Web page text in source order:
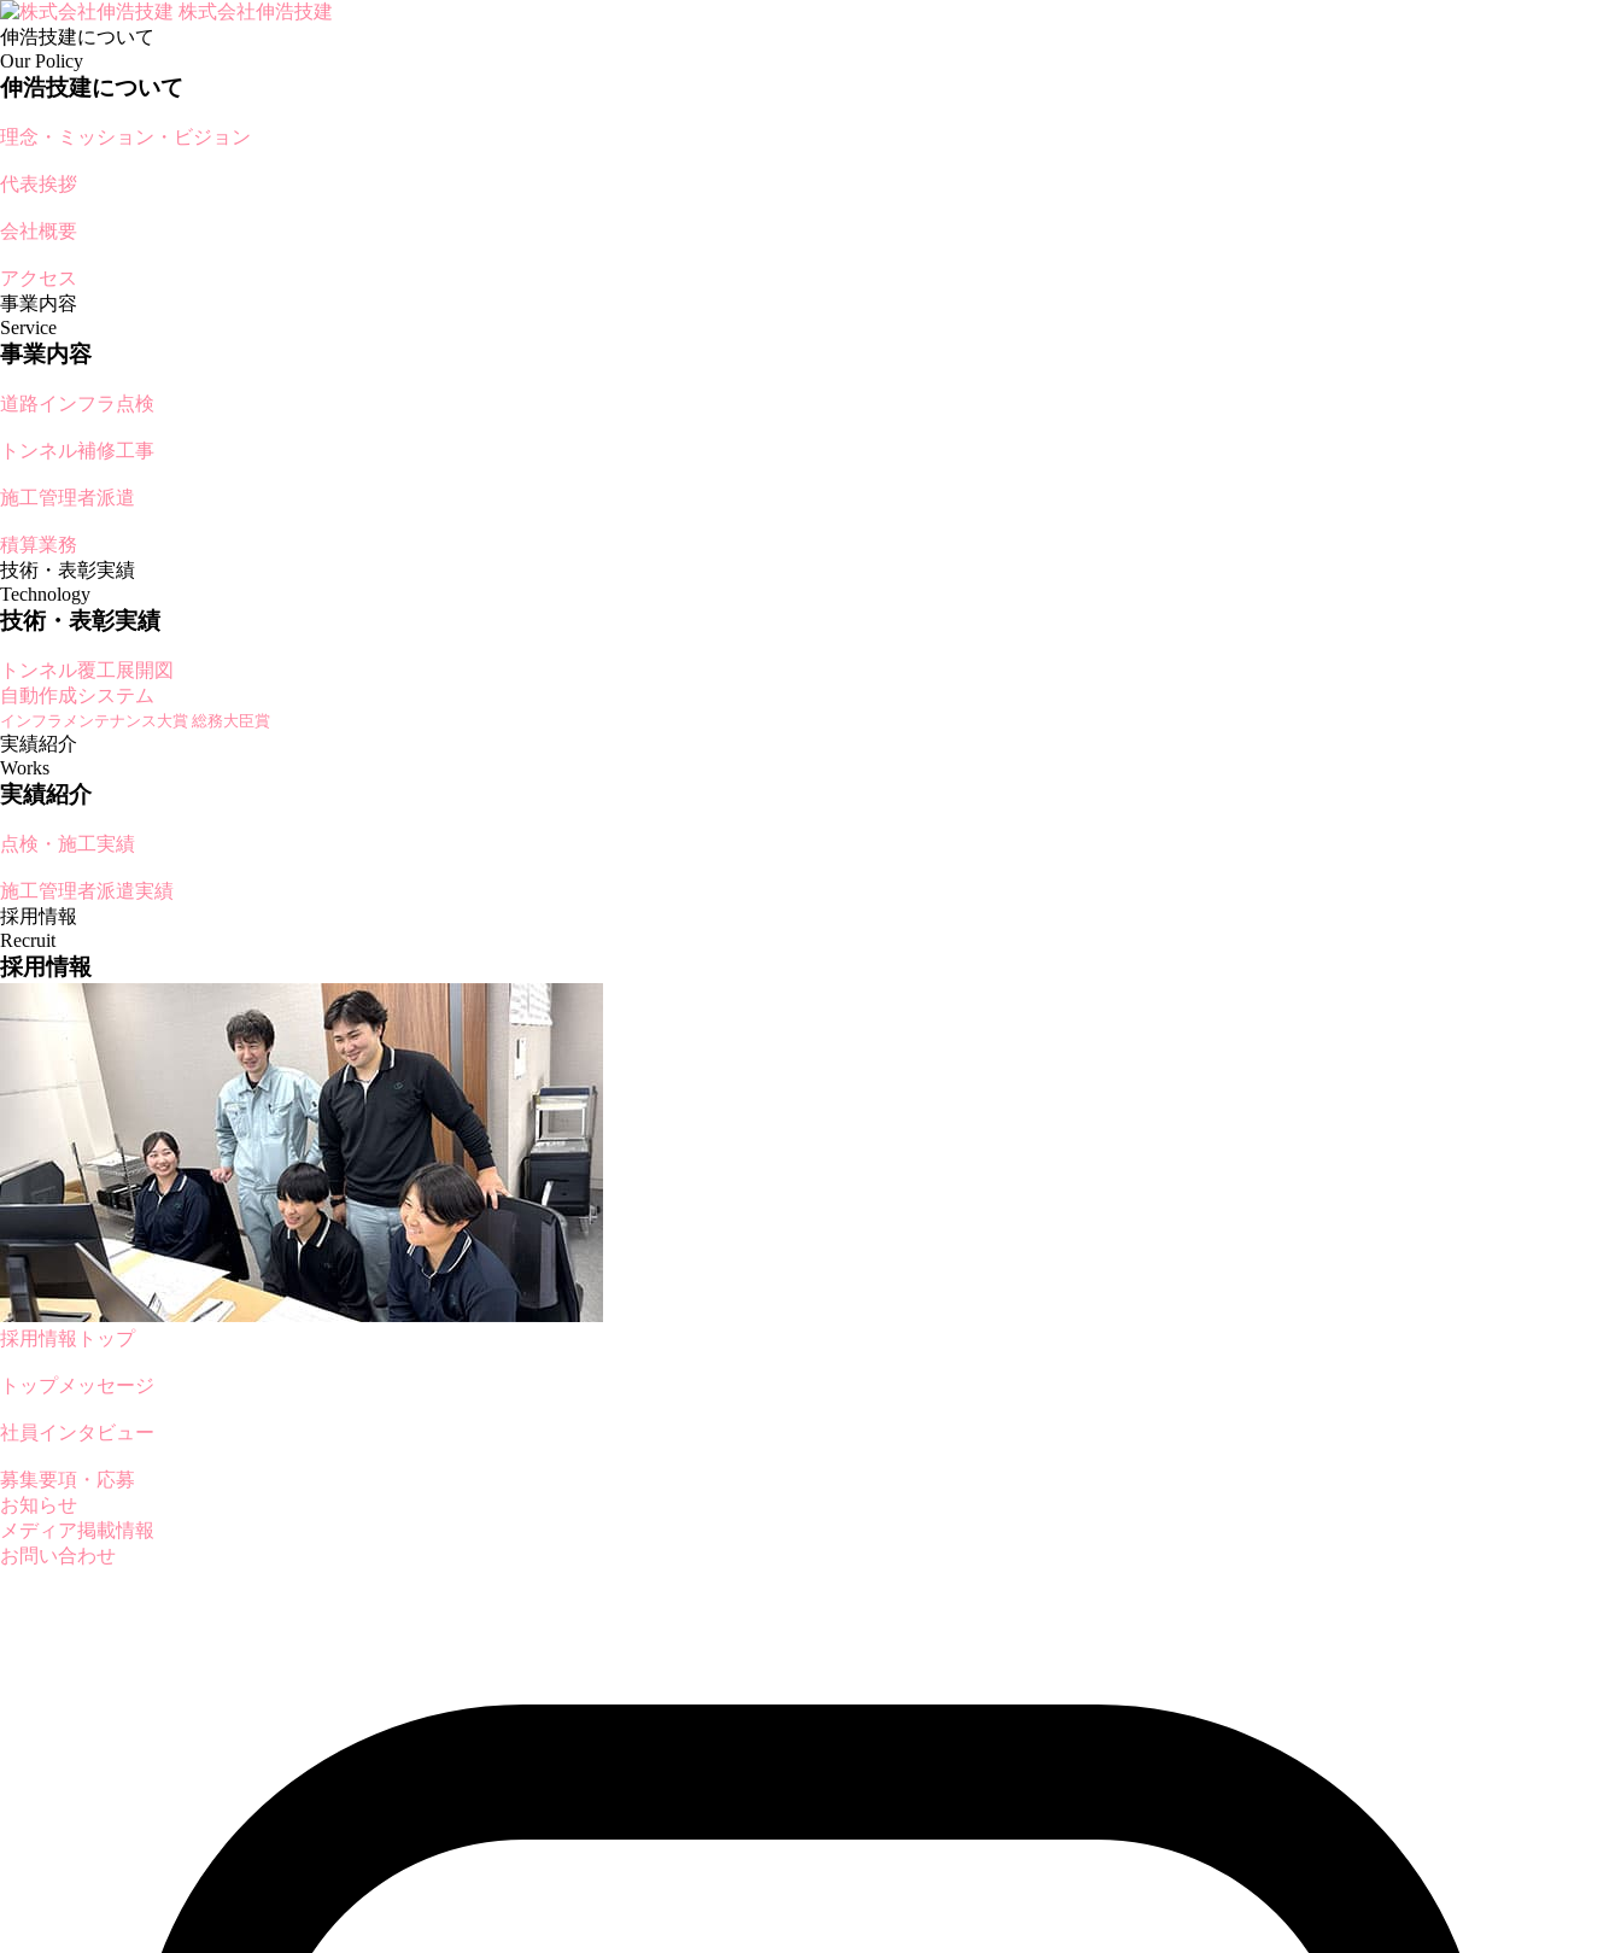
株式会社伸浩技建
伸浩技建について
Our Policy
伸浩技建について
理念・ミッション・ビジョン
代表挨拶
会社概要
アクセス
事業内容
Service
事業内容
道路インフラ点検
トンネル補修工事
施工管理者派遣
積算業務
技術・表彰実績
Technology
技術・表彰実績
トンネル覆工展開図
自動作成システム
インフラメンテナンス大賞 総務大臣賞
実績紹介
Works
実績紹介
点検・施工実績
施工管理者派遣実績
採用情報
Recruit
採用情報
採用情報トップ
トップメッセージ
社員インタビュー
募集要項・応募
お知らせ
メディア掲載情報
お問い合わせ